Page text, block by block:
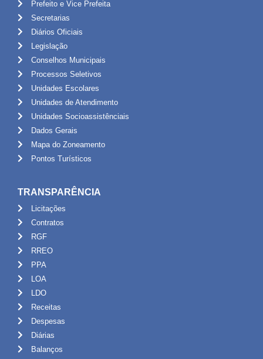
Prefeito e Vice Prefeita
Secretarias
Diários Oficiais
Legislação
Conselhos Municipais
Processos Seletivos
Unidades Escolares
Unidades de Atendimento
Unidades Socioassistênciais
Dados Gerais
Mapa do Zoneamento
Pontos Turísticos
TRANSPARÊNCIA
Licitações
Contratos
RGF
RREO
PPA
LOA
LDO
Receitas
Despesas
Diárias
Balanços